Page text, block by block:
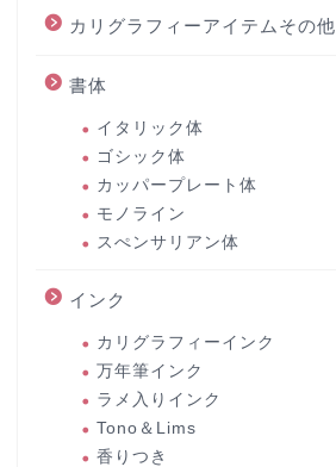
カリグラフィーアイテムその他
書体
イタリック体
ゴシック体
カッパープレート体
モノライン
スぺンサリアン体
インク
カリグラフィーインク
万年筆インク
ラメ入りインク
Tono＆Lims
香りつき